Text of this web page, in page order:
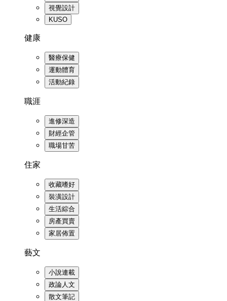
視覺設計
KUSO
健康
醫療保健
運動體育
活動紀錄
職涯
進修深造
財經企管
職場甘苦
住家
收藏嗜好
裝潢設計
生活綜合
房產買賣
家居佈置
藝文
小說連載
政論人文
散文筆記